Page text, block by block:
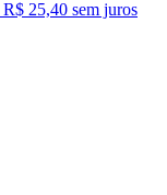
R$ 25,40 sem juros